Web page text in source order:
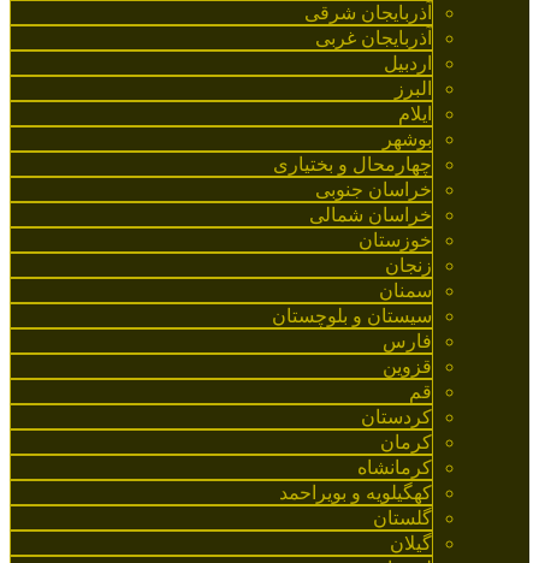
آذربایجان شرقی
آذربایجان غربی
اردبیل
البرز
ایلام
بوشهر
چهارمحال و بختیاری
خراسان جنوبی
خراسان شمالی
خوزستان
زنجان
سمنان
سیستان و بلوچستان
فارس
قزوین
قم
کردستان
کرمان
کرمانشاه
کهگیلویه و بویراحمد
گلستان
گیلان